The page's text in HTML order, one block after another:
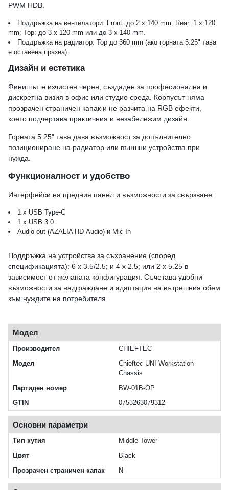
PWM HDB.
Поддръжка на вентилатори: Front: до 2 x 140 mm; Rear: 1 x 120
mm; Top: до 3 x 120 mm или до 3 x 140 mm.
Поддръжка на радиатор: Top до 360 mm (ако горната 5.25" тава
е оставена празна).
Дизайн и естетика
Финишът е изчистен черен, създаден за професионална и
дискретна визия в офис или студио среда. Корпусът няма
прозрачен страничен капак и не разчита на RGB ефекти,
което подчертава практичния и незабележим дизайн.
Горната 5.25" тава дава възможност за допълнително
позициониране на радиатор или външни устройства при
нужда.
Функционалност и удобство
Интерфейси на предния панел и възможности за свързване:
1 x USB Type-C
1 x USB 3.0
Audio-out (AZALIA HD-Audio) и Mic-In
Поддръжка на устройства за съхранение (според
спецификацията): 6 x 3.5/2.5; и 4 x 2.5; или 2 x 5.25 в
зависимост от желаната конфигурация. Съчетава удобни
възможности за надграждане и адаптация на вътрешния обем
към нуждите на потребителя.
Модел
Производител
CHIEFTEC
Модел
Chieftec UNI Workstation
Chassis
Партиден номер
BW-01B-OP
GTIN
0753263079312
Основни параметри
Тип кутия
Middle Tower
Цвят
Black
Прозрачен страничен капак
N